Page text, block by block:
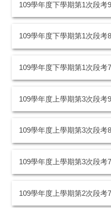
109學年度下學期第1次段考
109學年度下學期第1次段考
109學年度下學期第1次段考
109學年度上學期第3次段考
109學年度上學期第3次段考
109學年度上學期第3次段考
109學年度上學期第2次段考